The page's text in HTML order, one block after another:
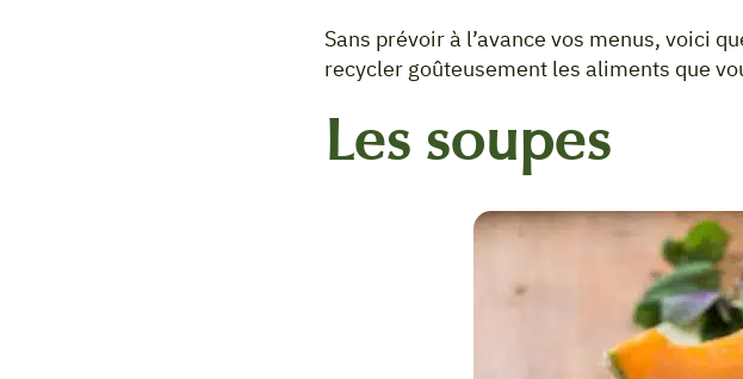
Sans prévoir à l’avance vos menus, voici
recycler goûteusement les aliments que
Les soupes